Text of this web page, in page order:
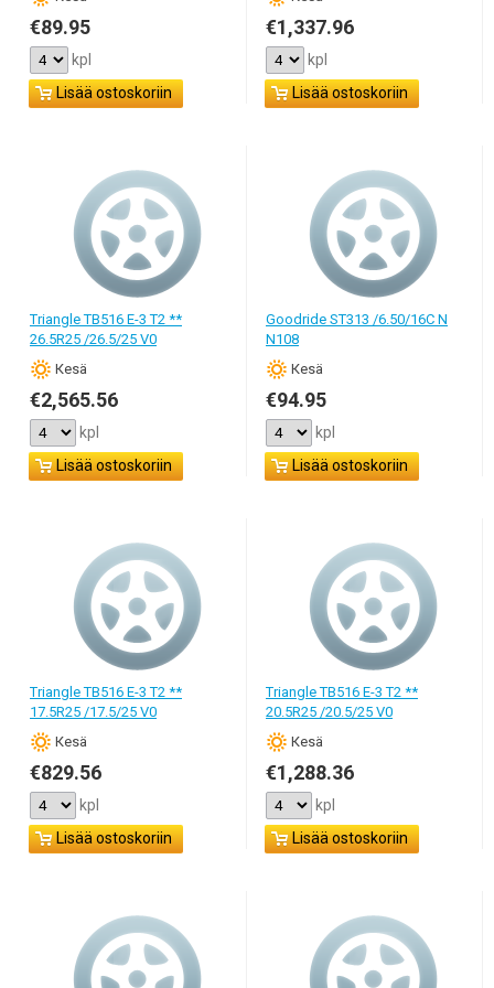
€89.95
kpl
Lisää ostoskoriin
€1,337.96
kpl
Lisää ostoskoriin
Triangle TB516 E-3 T2 **
26.5R25 /26.5/25 V0
Кesä
€2,565.56
kpl
Lisää ostoskoriin
Goodride ST313 /6.50/16C N
N108
Кesä
€94.95
kpl
Lisää ostoskoriin
Triangle TB516 E-3 T2 **
17.5R25 /17.5/25 V0
Кesä
€829.56
kpl
Lisää ostoskoriin
Triangle TB516 E-3 T2 **
20.5R25 /20.5/25 V0
Кesä
€1,288.36
kpl
Lisää ostoskoriin